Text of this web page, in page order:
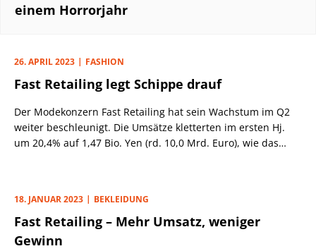
einem Horrorjahr
26. APRIL 2023 FASHION
Fast Retailing legt Schippe drauf
Der Modekonzern Fast Retailing hat sein Wachstum im Q2
weiter beschleunigt. Die Umsätze kletterten im ersten Hj.
um 20,4% auf 1,47 Bio. Yen (rd. 10,0 Mrd. Euro), wie das
internationale Geschäft. Dort stiegen die Einnahmen um
27,3% auf 755,2 Mrd. Yen.
18. JANUAR 2023 BEKLEIDUNG
Fast Retailing – Mehr Umsatz, weniger
Gewinn